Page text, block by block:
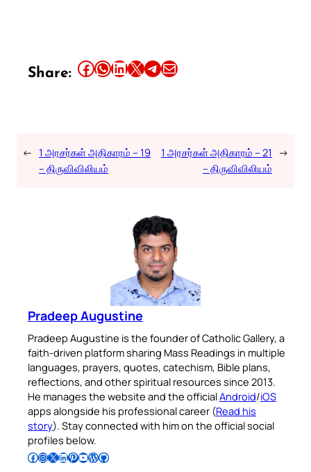
Share: Share this article on Facebook Share this article on WhatsApp Share this article on LinkedIn Share this article on X Share this article on TelegramEmail this Article
← 1 அரசர்கள் அதிகாரம் – 19
– திருவிவிலியம்
1 அரசர்கள் அதிகாரம் – 21
– திருவிவிலியம்
→
Pradeep Augustine
Pradeep Augustine is the founder of Catholic Gallery, a
faith-driven platform sharing Mass Readings in multiple
languages, prayers, quotes, catechism, Bible plans,
reflections, and other spiritual resources since 2013.
He manages the website and the officialAndroid/iOS
apps alongside his professional career (Read his
story). Stay connected with him on the official social
profiles below.
Follow Pradeep on Facebook Follow Pradeep on InstagramFollow Pradeep on X Follow Pradeep on LinkedIn Follow Pradeep on Pinterest Subscribe to Pradeep’s Youtube Channel Follow Pradeep on WordPress Follow Pradeep on GitHub